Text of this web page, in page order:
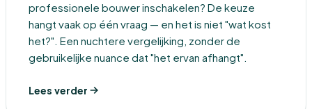
professionele bouwer inschakelen? De keuze
hangt vaak op één vraag — en het is niet "wat kost
het?". Een nuchtere vergelijking, zonder de
gebruikelijke nuance dat "het ervan afhangt".
Lees verder